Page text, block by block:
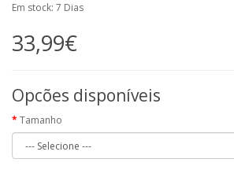
Em stock: 7 Dias
33,99€
Opcões disponíveis
Tamanho